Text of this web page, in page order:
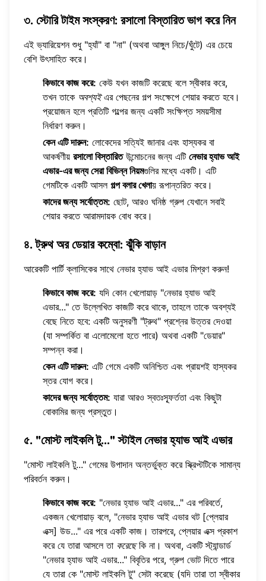
৩. স্টোরি টাইম সংস্করণ: রসালো বিস্তারিত ভাগ করে নিন
এই ভ্যারিয়েশন শুধু "হ্যাঁ" বা "না" (অথবা আঙ্গুল নিচে/ঘুঁটে) এর চেয়ে
বেশি উৎসাহিত করে।
কিভাবে কাজ করে: কেউ যখন কাজটি করেছে বলে স্বীকার করে,
তখন তাকে অবশ্যইএর পেছনের গল্প সংক্ষেপে শেয়ার করতে হবে।
প্রয়োজন হলে প্রতিটি গল্পের জন্য একটি সংক্ষিপ্ত সময়সীমা
নির্ধারণ করুন।
কেন এটি দারুন: লোকেদের সত্যিই জানার এবং হাস্যকর বা
আকর্ষণীয় রসালো বিস্তারিতউন্মোচনের জন্য এটি নেভার হ্যাভ আই
এভার-এর জন্য সেরা বিভিন্ন নিয়মগুলির মধ্যে একটি। এটি
গেমটিকে একটি আসল গল্প বলার খেলায় রূপান্তরিত করে।
কাদের জন্য সর্বোত্তম: ছোট, আরও ঘনিষ্ঠ গ্রুপ যেখানে সবাই
শেয়ার করতে আরামদায়ক বোধ করে।
৪. ট্রুথ অর ডেয়ার কম্বো: ঝুঁকি বাড়ান
আরেকটি পার্টি ক্লাসিকের সাথে নেভার হ্যাভ আই এভার মিশ্রণ করুন!
কিভাবে কাজ করে: যদি কোন খেলোয়াড় "নেভার হ্যাভ আই
এভার..." তে উল্লেখিত কাজটি করে থাকে, তাহলে তাকে অবশ্যই
বেছে নিতে হবে: একটি অনুসরণী "ট্রুথ" প্রশ্নের উত্তর দেওয়া
(যা সম্পর্কিত বা এলোমেলো হতে পারে) অথবা একটি "ডেয়ার"
সম্পন্ন করা।
কেন এটি দারুন: এটি গেমে একটি অনিশ্চিত এবং প্রায়শই হাস্যকর
স্তর যোগ করে।
কাদের জন্য সর্বোত্তম: যারা আরও স্বতঃস্ফূর্ততা এবং কিছুটা
বোকামির জন্য প্রস্তুত।
৫. "মোস্ট লাইকলি টু..." স্টাইল নেভার হ্যাভ আই এভার
"মোস্ট লাইকলি টু..." গেমের উপাদান অন্তর্ভুক্ত করে স্ক্রিপ্টটিকে সামান্য
পরিবর্তন করুন।
কিভাবে কাজ করে: "নেভার হ্যাভ আই এভার..." এর পরিবর্তে,
একজন খেলোয়াড় বলে, "নেভার হ্যাভ আই এভার থট [প্লেয়ার
এক্স] উড..." এর পরে একটি কাজ। তারপরে, প্লেয়ার এক্স প্রকাশ
করে যে তারা আসলে তা করেছেকি না। অথবা, একটি স্ট্যান্ডার্ড
"নেভার হ্যাভ আই এভার..." বিবৃতির পরে, গ্রুপ ভোট দিতে পারে
যে তারা কে "মোস্ট লাইকলি টু" সেটা করেছে (যদি তারা তা স্বীকার